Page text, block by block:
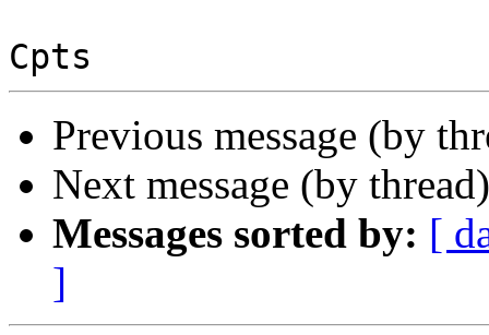
Previous message (by
Next message (by
Messages sorted by: [
]